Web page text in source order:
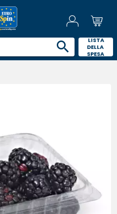
LISTA
DELLA
SPESA